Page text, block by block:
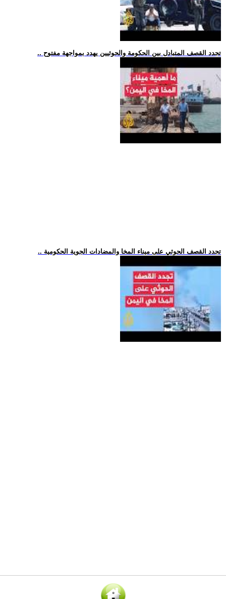
.. تجدد القصف المتبادل بين الحكومة والحوثيين يهدد بمواجهة مفتوح
.. تجدد القصف الحوثي على ميناء المخا والمضادات الجوية الحكومية